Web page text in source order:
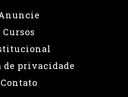
Cursos
privacidade
Contato